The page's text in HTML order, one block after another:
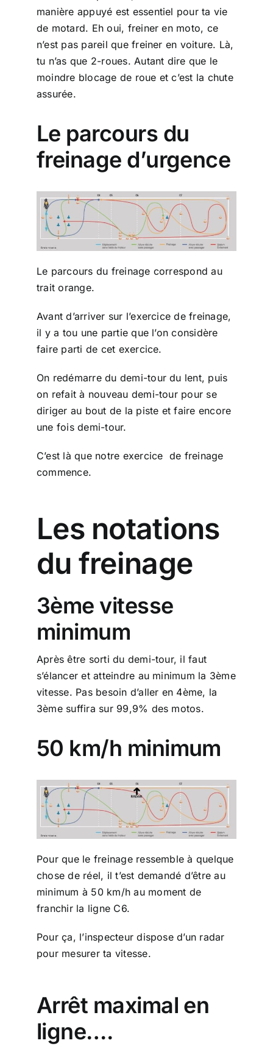
manière appuyé est essentiel pour ta vie
de motard. Eh oui, freiner en moto, ce
n’est pas pareil que freiner en voiture. Là,
tu n’as que 2-roues. Autant dire que le
moindre blocage de roue et c’est la chute
assurée.
Le parcours du
freinage d’urgence
Le parcours du freinage correspond au
trait orange.
Avant d’arriver sur l’exercice de freinage,
il y a tou une partie que l’on considère
faire parti de cet exercice.
On redémarre du demi-tour du lent, puis
on refait à nouveau demi-tour pour se
diriger au bout de la piste et faire encore
une fois demi-tour.
C’est là que notre exercice de freinage
commence.
Les notations
du freinage
3ème vitesse
minimum
Après être sorti du demi-tour, il faut
s’élancer et atteindre au minimum la 3ème
vitesse. Pas besoin d’aller en 4ème, la
3ème suffira sur 99,9% des motos.
50 km/h minimum
Pour que le freinage ressemble à quelque
chose de réel, il t’est demandé d’être au
minimum à 50 km/h au moment de
franchir la ligne C6.
Pour ça, l’inspecteur dispose d’un radar
pour mesurer ta vitesse.
Arrêt maximal en
ligne….